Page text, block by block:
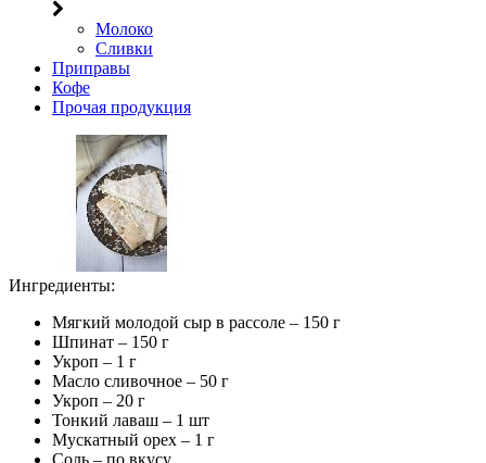
Молоко
Сливки
Приправы
Кофе
Прочая продукция
Ингредиенты:
Мягкий молодой сыр в рассоле – 150 г
Шпинат – 150 г
Укроп – 1 г
Масло сливочное – 50 г
Укроп – 20 г
Тонкий лаваш – 1 шт
Мускатный орех – 1 г
Соль – по вкусу